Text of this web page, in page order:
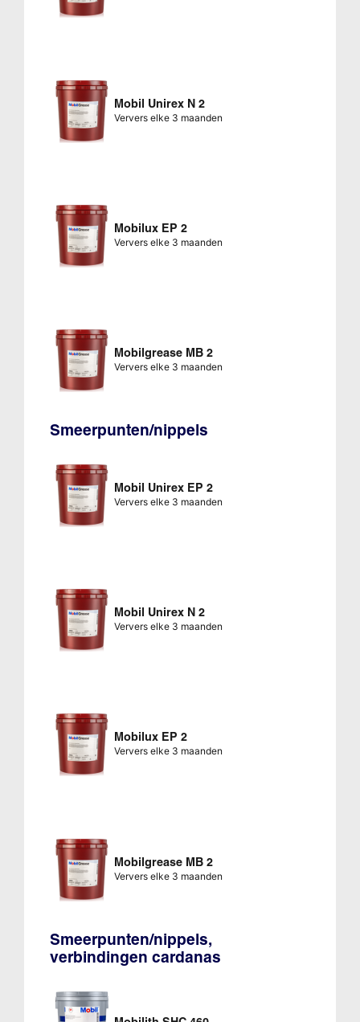
Mobil Unirex N 2
Ververs elke 3 maanden
Mobilux EP 2
Ververs elke 3 maanden
Mobilgrease MB 2
Ververs elke 3 maanden
Smeerpunten/nippels
Mobil Unirex EP 2
Ververs elke 3 maanden
Mobil Unirex N 2
Ververs elke 3 maanden
Mobilux EP 2
Ververs elke 3 maanden
Mobilgrease MB 2
Ververs elke 3 maanden
Smeerpunten/nippels,
verbindingen cardanas